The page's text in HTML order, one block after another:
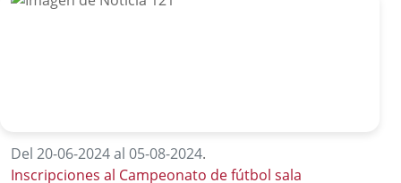
Del 20-06-2024 al 05-08-2024.
Inscripciones al Campeonato de fútbol sala